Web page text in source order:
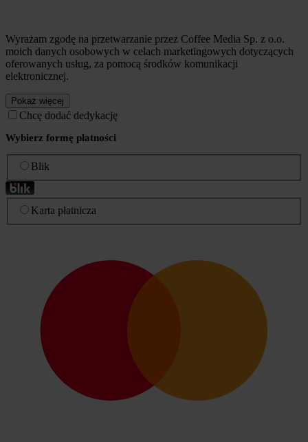
Wyrażam zgodę na przetwarzanie przez Coffee Media Sp. z o.o.
moich danych osobowych w celach marketingowych dotyczących
oferowanych usług, za pomocą środków komunikacji
elektronicznej.
Pokaż więcej
Chcę dodać dedykację
Wybierz formę płatności
Blik
Karta płatnicza